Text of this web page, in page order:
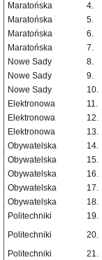
Maratońska
4.
Maratońska
5.
Maratońska
6.
Maratońska
7.
Nowe Sady
8.
Nowe Sady
9.
Nowe Sady
10.
Elektronowa
11.
Elektronowa
12.
Elektronowa
13.
Obywatelska
14.
Obywatelska
15.
Obywatelska
16.
Obywatelska
17.
Obywatelska
18.
Politechniki
19.
Politechniki
20.
Politechniki 21.